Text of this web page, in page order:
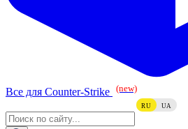
Все для Counter-Strike (new)
RU UA